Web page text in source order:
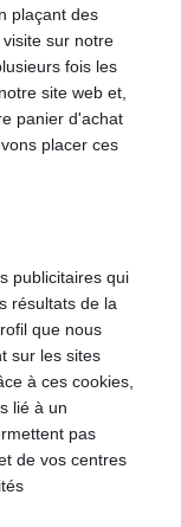
plaçant des
sur notre
fois les
site web et,
panier d'achat
placer ces
publicitaires qui
résultats de la
que nous
sur les sites
à ces cookies,
lié à un
pas
de vos centres